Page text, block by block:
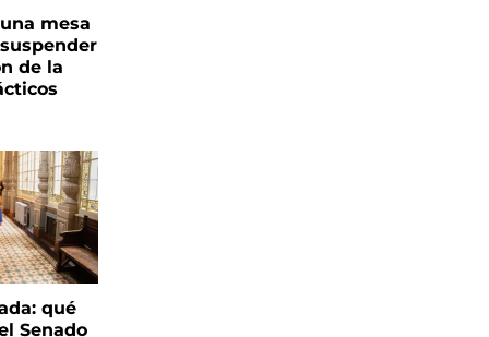
mesa
de la
qué
Senado